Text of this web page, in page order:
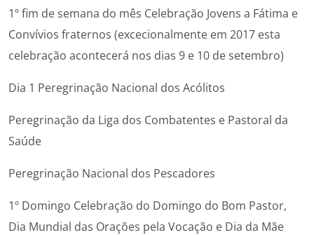
1º fim de semana do mês Celebração Jovens a Fátima e
Convívios fraternos (excecionalmente em 2017 esta
celebração acontecerá nos dias 9 e 10 de setembro)
Dia 1 Peregrinação Nacional dos Acólitos
Peregrinação da Liga dos Combatentes e Pastoral da
Saúde
Peregrinação Nacional dos Pescadores
1º Domingo Celebração do Domingo do Bom Pastor,
Dia Mundial das Orações pela Vocação e Dia da Mãe